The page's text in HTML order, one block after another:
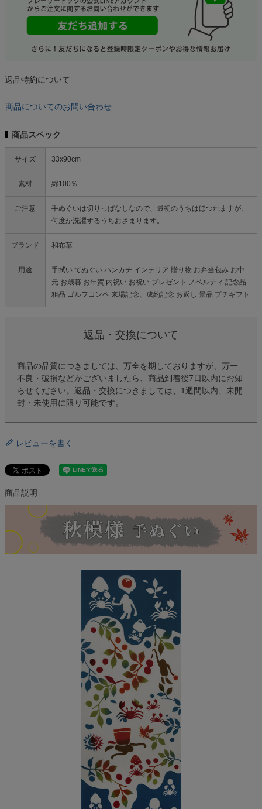
返品特約について
商品についてのお問い合わせ
商品スペック
サイズ 33x90cm
素材 綿100％
ご注意
手ぬぐいは切りっぱなしなので、最初のうちはほつれますが、
何度か洗濯するうちおさまります。
ブランド 和布華
用途
手拭い てぬぐい ハンカチ インテリア 贈り物 お弁当包み お中
元 お歳暮 お年賀 内祝い お祝い プレゼント ノベルティ 記念品
粗品 ゴルフコンペ 来場記念、成約記念 お返し 景品 プチギフト
返品・交換について
商品の品質につきましては、万全を期しておりますが、万一
不良・破損などがございましたら、商品到着後7日以内にお知
らせください。返品・交換につきましては、1週間以内、未開
封・未使用に限り可能です。
レビューを書く
商品説明